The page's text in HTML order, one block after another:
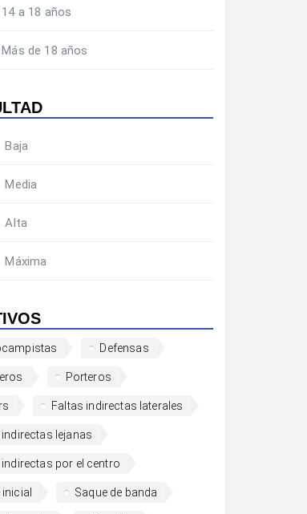
14 a 18 años
Más de 18 años
Baja
Media
Alta
Máxima
Defensas
Porteros
Faltas indirectas laterales
indirectas lejanas
indirectas por el centro
Saque de banda